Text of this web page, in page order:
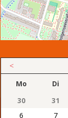
<
Mo Di
30
31
6
7